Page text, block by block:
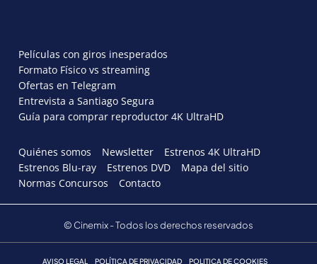
Películas con giros inesperados
Formato Físico vs streaming
Ofertas en Telegram
Entrevista a Santiago Segura
Guía para comprar reproductor 4K UltraHD
Quiénes somos Newsletter
Estrenos 4K UltraHD
Estrenos Blu-ray
Estrenos DVD
Mapa del sitio
Normas Concursos
Contacto
© Cinemix - Todos los derechos reservados
AVISO LEGAL POLÍTICA DE PRIVACIDAD POLITICA DE COOKIES